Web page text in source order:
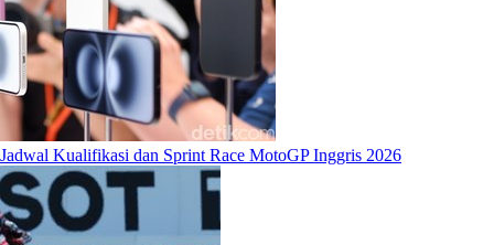
Jadwal Kualifikasi dan Sprint Race MotoGP Inggris 2026